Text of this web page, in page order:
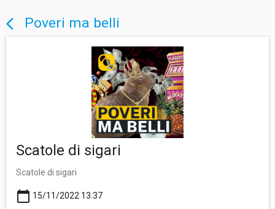
arrow_back_ios Poveri ma belli
Scatole di sigari
Scatole di sigari
calendar_today 15/11/2022 13:37